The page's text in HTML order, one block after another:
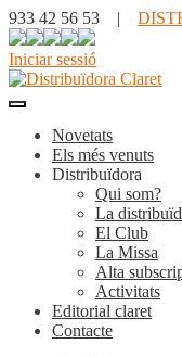
933 42 56 53 |
Iniciar sessió
Novetats
Els més venuts
Distribuïdora
Qui som?
La
El Club
La Missa
Alta
Activitats
Editorial claret
Contacte